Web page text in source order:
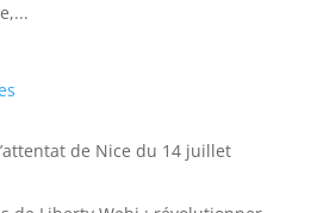
de Nice du 14 juillet